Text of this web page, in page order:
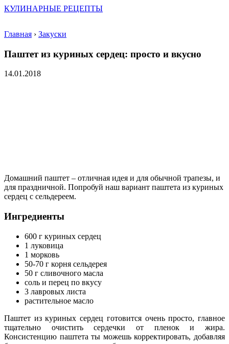
КУЛИНАРНЫЕ РЕЦЕПТЫ
Главная › Закуски
Паштет из куриных сердец: просто и вкусно
14.01.2018
Домашний паштет – отличная идея и для обычной трапезы, и
для праздничной. Попробуй наш вариант паштета из куриных
сердец с сельдереем.
Ингредиенты
600 г куриных сердец
1 луковица
1 морковь
50-70 г корня сельдерея
50 г сливочного масла
соль и перец по вкусу
3 лавровых листа
растительное масло
Паштет из куриных сердец готовится очень просто, главное
тщательно очистить сердечки от пленок и жира.
Консистенцию паштета ты можешь корректировать, добавляя